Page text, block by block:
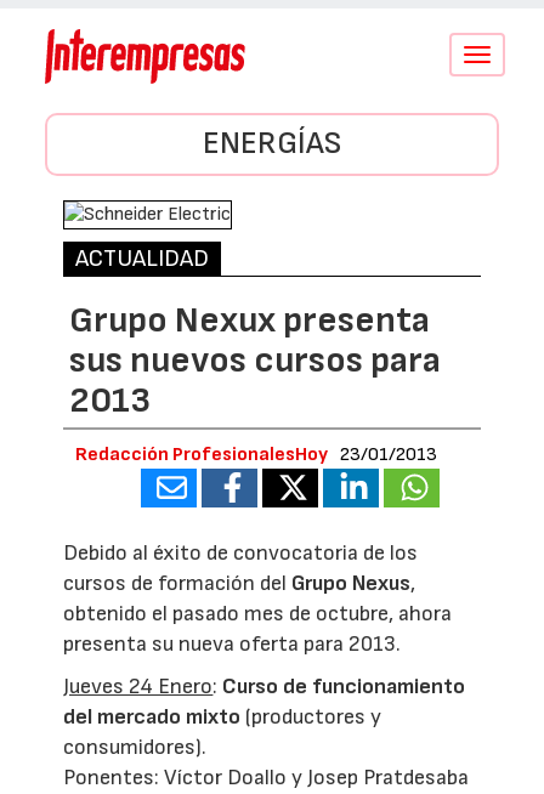
Conmutar
ENERGÍAS
ACTUALIDAD
Grupo Nexux presenta
sus nuevos cursos para
2013
Redacción ProfesionalesHoy 23/01/2013
Debido al éxito de convocatoria de los
cursos de formación del Grupo Nexus,
obtenido el pasado mes de octubre, ahora
presenta su nueva oferta para 2013.
Jueves 24 Enero: Curso de funcionamiento
del mercado mixto (productores y
consumidores).
Ponentes: Víctor Doallo y Josep Pratdesaba